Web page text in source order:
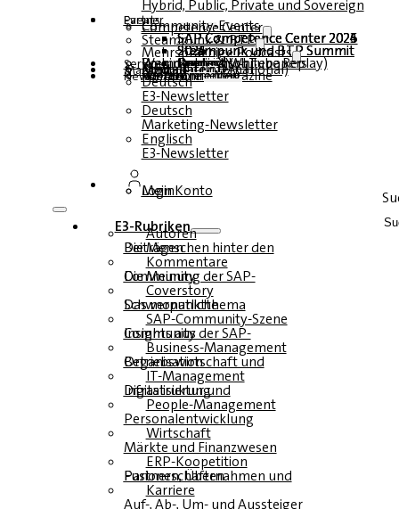
Hybrid, Public, Private und Sovereign
Partner
EventsCommunity-Events
Competence Center
SAP Competence Center 2026
SAP Competence Center 2025
SAP Competence Center 2024
SAP Competence Center 2023
Steampunk & BTP
Steampunk und BTP Summit 2026
Steampunk und BTP Summit 2025
Steampunk und BTP Summit 2024
Mehrsprachige Podcasts
Deutsch
Englisch
Spanisch
Französisch
Roundtables (YouTube Replay)
Webinare und Whitepapers
Service
Formulare
Kontakt
Mediadaten DACH
Media Kit (International)
Magazin
hier abonnieren
für Abonnenten
kostenfreie Magazine
Newsletter
Deutsch
E3-Newsletter
Deutsch
Marketing-Newsletter
Englisch
E3-Newsletter
Login
Mein Konto
E3-Rubriken
Autoren
Die Menschen hinter den Beiträgen
Kommentare
Die Meinung der SAP-Community
Coverstory
Das monatliche Schwerpunktthema
SAP-Community-Szene
Insights aus der SAP-Community
Business-Management
Betriebswirtschaft und Organisation
IT-Management
Infrastruktur und Digitalisierung
People-Management
Personalentwicklung
Wirtschaft
Märkte und Finanzwesen
ERP-Koopetition
Fusionen, Übernahmen und Partnerschaften
Karriere
Auf-, Ab-, Um- und Aussteiger